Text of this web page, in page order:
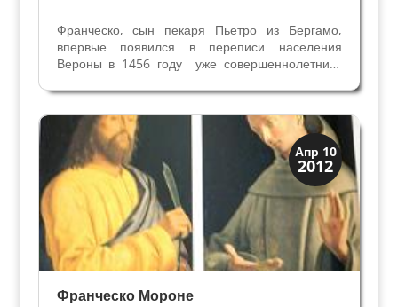
Франческо, сын пекаря Пьетро из Бергамо,
впервые появился в переписи населения
Вероны в 1456 году уже совершеннолетним,
Франческо предположительно в 1432 году, но
пока неизвестно в каком городе. Вместе с
братом Донато Франческо...
Апр 10
2012
Искусство
Художники
Франческо Мороне